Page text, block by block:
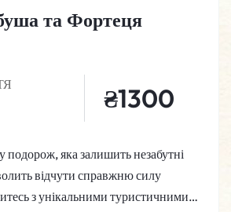
та Фортеця
₴1300
подорож, яка залишить незабутні
відчути справжню силу
з унікальними туристичними